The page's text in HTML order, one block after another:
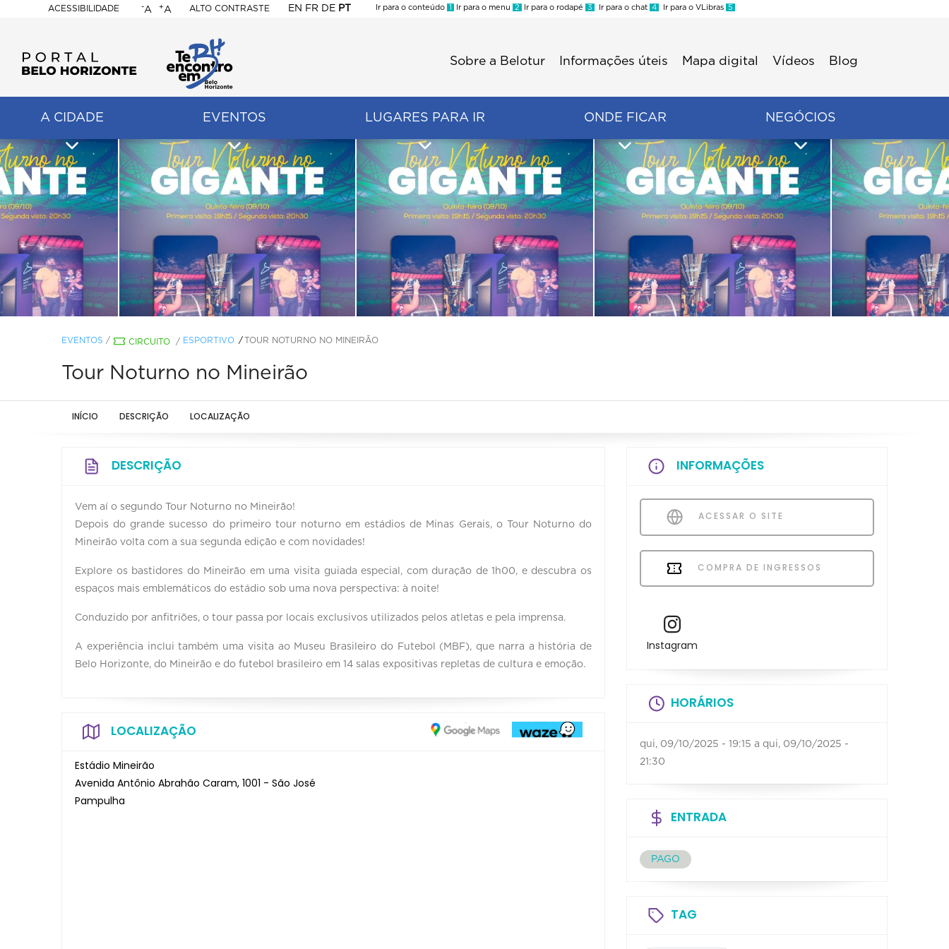
ACESSIBILIDADE
BELO
HORIZONTE
-A +A ALTO CONTRASTE EN FR DE PT
Ir para o conteúdo 1 Ir para o menu 2 Ir para o rodapé 3 Ir para o chat 4 Ir para o VLibras 5
Sobre a Belotur Informações úteis Mapa digital Vídeos Blog
A CIDADE EVENTOS LUGARES PARA IR ONDE FICAR NEGÓCIOS
EVENTOS / CIRCUITO / ESPORTIVO TOUR NOTURNO NO MINEIRÃO
Tour Noturno no Mineirão
INÍCIO DESCRIÇÃO LOCALIZAÇÃO
DESCRIÇÃO
Vem aí o segundo Tour Noturno no Mineirão!
Depois do grande sucesso do primeiro tour noturno em estádios de Minas Gerais, o Tour Noturno do
Mineirão volta com a sua segunda edição e com novidades!
Explore os bastidores do Mineirão em uma visita guiada especial, com duração de 1h00, e descubra os
espaços mais emblemáticos do estádio sob uma nova perspectiva: à noite!
Conduzido por anfitriões, o tour passa por locais exclusivos utilizados pelos atletas e pela imprensa.
A experiência inclui também uma visita ao Museu Brasileiro do Futebol (MBF), que narra a história de
Belo Horizonte, do Mineirão e do futebol brasileiro em 14 salas expositivas repletas de cultura e emoção.
LOCALIZAÇÃO
Estádio Mineirão
Avenida Antônio Abrahão Caram, 1001 - São José
Pampulha
INFORMAÇÕES
ACESSAR O SITE
COMPRA DE INGRESSOS
Instagram
HORÁRIOS
qui, 09/10/2025 - 19:15 a qui, 09/10/2025 -
21:30
ENTRADA
PAGO
TAG